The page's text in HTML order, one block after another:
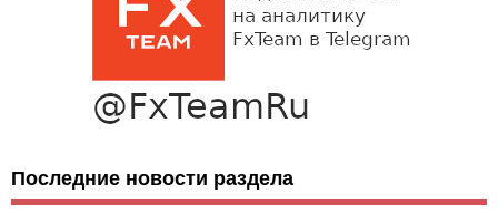
Последние новости раздела